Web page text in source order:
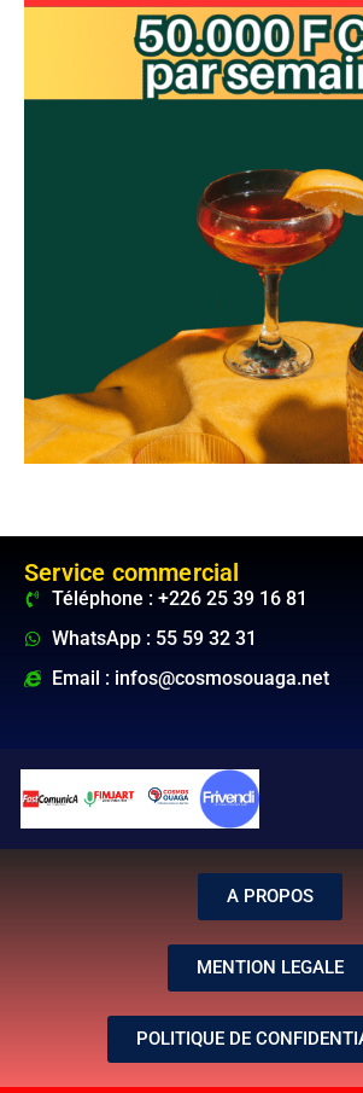
Service commercial
Téléphone : +226 25 39 16 81
WhatsApp : 55 59 32 31
Email : infos@cosmosouaga.net
A PROPOS
MENTION LEGALE
POLITIQUE DE